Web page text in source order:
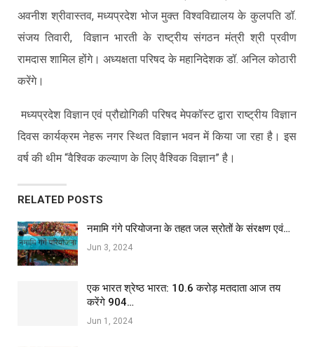
अवनीश श्रीवास्तव, मध्यप्रदेश भोज मुक्त विश्वविद्यालय के कुलपति डॉ.
संजय तिवारी, विज्ञान भारती के राष्ट्रीय संगठन मंत्री श्री प्रवीण
रामदास शामिल होंगे। अध्यक्षता परिषद के महानिदेशक डॉ. अनिल कोठारी
करेंगे।
मध्यप्रदेश विज्ञान एवं प्रौद्योगिकी परिषद मेपकॉस्ट द्वारा राष्ट्रीय विज्ञान
दिवस कार्यक्रम नेहरू नगर स्थित विज्ञान भवन में किया जा रहा है। इस
वर्ष की थीम “वैश्विक कल्याण के लिए वैश्विक विज्ञान” है।
RELATED POSTS
नमामि गंगे परियोजना के तहत जल स्रोतों के संरक्षण एवं…
Jun 3, 2024
एक भारत श्रेष्ठ भारत: 10.6 करोड़ मतदाता आज तय
करेंगे 904…
Jun 1, 2024